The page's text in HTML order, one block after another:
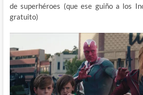
de superhéroes (que ese guiño a los
gratuito)